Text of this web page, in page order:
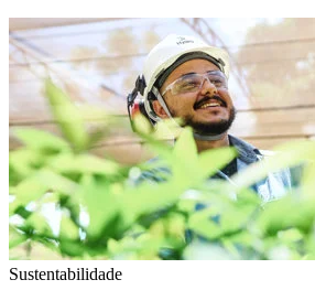
Sustentabilidade